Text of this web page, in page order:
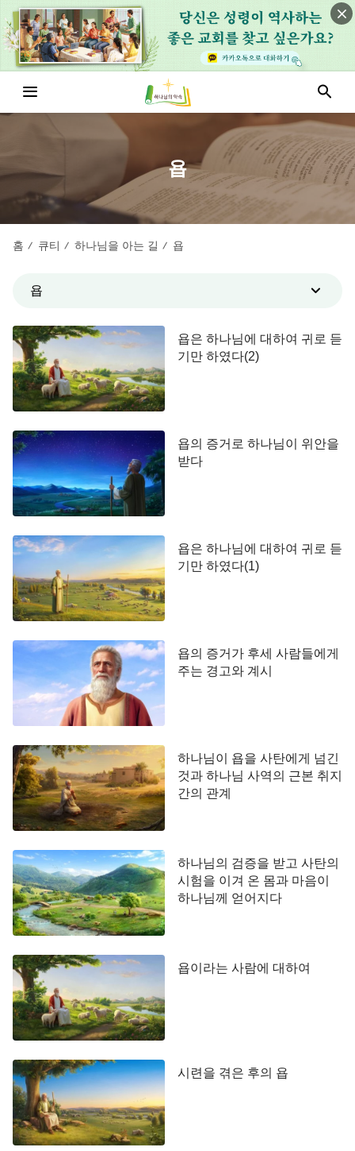
욥
홈 / 큐티 / 하나님을 아는 길 / 욥
욥
욥은 하나님에 대하여 귀로 듣
기만 하였다(2)
욥의 증거로 하나님이 위안을
받다
욥은 하나님에 대하여 귀로 듣
기만 하였다(1)
욥의 증거가 후세 사람들에게
주는 경고와 계시
하나님이 욥을 사탄에게 넘긴
것과 하나님 사역의 근본 취지
간의 관계
하나님의 검증을 받고 사탄의
시험을 이겨 온 몸과 마음이
하나님께 얻어지다
욥이라는 사람에 대하여
시련을 겪은 후의 욥